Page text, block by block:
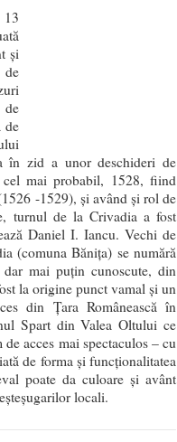
şi
de
de
în zid a unor deschideri de
cel mai probabil, 1528, fiind
-1529), şi având şi rol de
turnul de la Crivadia a fost
Daniel I. Iancu. Vechi de
(comuna Băniţa) se numără
dar mai puţin cunoscute, din
la origine punct vamal şi un
din Ţara Românească în
Spart din Valea Oltului ce
acces mai spectaculos – cu
de forma și funcționalitatea
poate da culoare și avânt
locali.